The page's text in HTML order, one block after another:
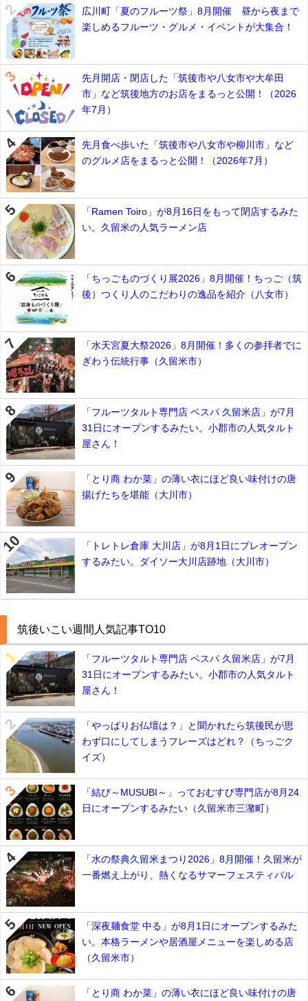
広川町「夏のフルーツ祭」8月開催 昼から夜まで
楽しめるフルーツ・グルメ・イベントが大集合！
先月開店・閉店した「筑後市や八女市や大牟田
市」など筑後地方のお店をまるっと公開！（2026
年7月）
先月食べ歩いた「筑後市や八女市や柳川市」など
のグルメ店をまるっと公開！（2026年7月）
「Ramen Toiro」が8月16日をもって閉店するみた
い。久留米の人気ラーメン店
「ちっごものづくり展2026」8月開催！ちっご（筑
後）つくり人のこだわりの逸品を紹介（八女市）
「水天宮夏大祭2026」8月開催！多くの参拝者でに
ぎわう伝統行事（久留米市）
「フルーツタルト専門店 ベスパ 久留米店」が7月
31日にオープンするみたい。小郡市の人気タルト
屋さん！
「とり商 わか菜」の薄い衣にほど良い味付けの唐
揚げたちを堪能（大川市）
「トレトレ倉庫 大川店」が8月1日にプレオープン
するみたい。ダイソー大川店跡地（大川市）
筑後いこい週間人気記事TO10
「フルーツタルト専門店 ベスパ 久留米店」が7月
31日にオープンするみたい。小郡市の人気タルト
屋さん！
「やっぱりお仏壇は？」と聞かれたら筑後民が思
わず口にしてしまうフレーズはどれ？（ちっごク
イズ）
「結び～MUSUBI～」っておむすび専門店が8月24
日にオープンするみたい（久留米市三潴町）
「水の祭典久留米まつり2026」8月開催！久留米が
一番燃え上がり、熱くなるサマーフェスティバル
「深夜麺食堂 中る」が8月1日にオープンするみた
い。本格ラーメンや居酒屋メニューを楽しめる店
（久留米市）
「とり商 わか菜」の薄い衣にほど良い味付けの唐